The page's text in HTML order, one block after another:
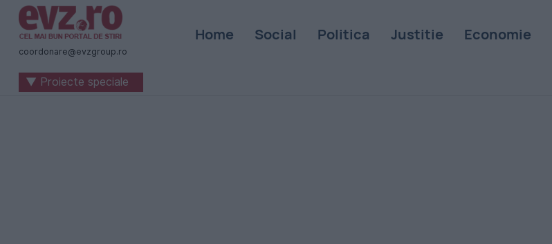
Știri
naționale
internaționale
coordonare@evzgroup.ro
Home Social Politica Justitie Economie
▼ Proiecte speciale